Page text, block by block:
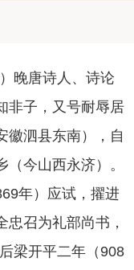
晚唐诗人、诗论
非子，又号耐辱居
徽泗县东南），自
今山西永济）。
年）应试，擢进
召为礼部尚书，
梁开平二年（908